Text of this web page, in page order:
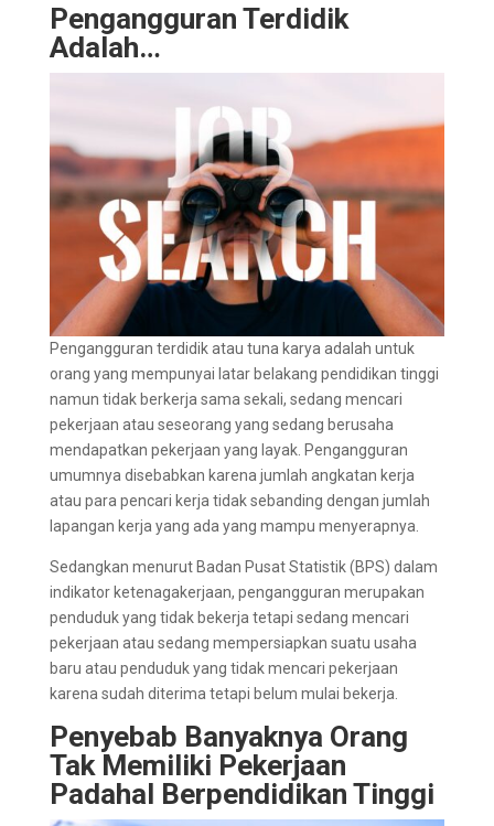
Pengangguran Terdidik
Adalah…
Pengangguran terdidik atau tuna karya adalah untuk
orang yang mempunyai latar belakang pendidikan tinggi
namun tidak berkerja sama sekali, sedang mencari
pekerjaan atau seseorang yang sedang berusaha
mendapatkan pekerjaan yang layak. Pengangguran
umumnya disebabkan karena jumlah angkatan kerja
atau para pencari kerja tidak sebanding dengan jumlah
lapangan kerja yang ada yang mampu menyerapnya.
Sedangkan menurut Badan Pusat Statistik (BPS) dalam
indikator ketenagakerjaan, pengangguran merupakan
penduduk yang tidak bekerja tetapi sedang mencari
pekerjaan atau sedang mempersiapkan suatu usaha
baru atau penduduk yang tidak mencari pekerjaan
karena sudah diterima tetapi belum mulai bekerja.
Penyebab Banyaknya Orang
Tak Memiliki Pekerjaan
Padahal Berpendidikan Tinggi